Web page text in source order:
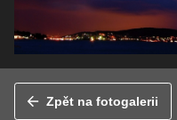
Zpět na fotogalerii